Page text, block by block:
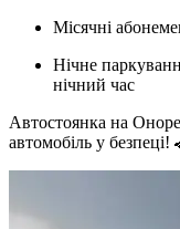
Місячні
Нічне
нічний час
Автостоянка на
автомобіль у безпеці!